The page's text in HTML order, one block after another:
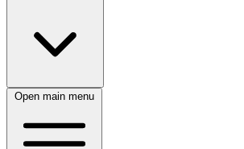
Open main menu